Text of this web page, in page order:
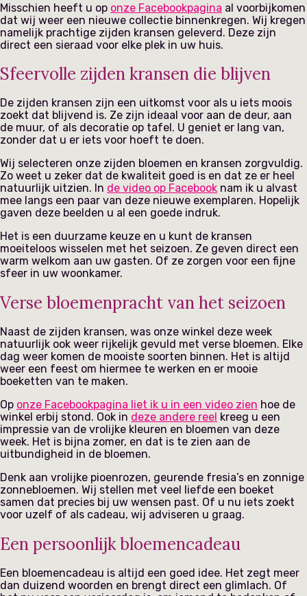
Misschien heeft u op onze Facebookpagina al voorbijkomen
dat wij weer een nieuwe collectie binnenkregen. Wij kregen
namelijk prachtige zijden kransen geleverd. Deze zijn
direct een sieraad voor elke plek in uw huis.
Sfeervolle zijden kransen die blijven
De zijden kransen zijn een uitkomst voor als u iets moois
zoekt dat blijvend is. Ze zijn ideaal voor aan de deur, aan
de muur, of als decoratie op tafel. U geniet er lang van,
zonder dat u er iets voor hoeft te doen.
Wij selecteren onze zijden bloemen en kransen zorgvuldig.
Zo weet u zeker dat de kwaliteit goed is en dat ze er heel
natuurlijk uitzien. In de video op Facebook nam ik u alvast
mee langs een paar van deze nieuwe exemplaren. Hopelijk
gaven deze beelden u al een goede indruk.
Het is een duurzame keuze en u kunt de kransen
moeiteloos wisselen met het seizoen. Ze geven direct een
warm welkom aan uw gasten. Of ze zorgen voor een fijne
sfeer in uw woonkamer.
Verse bloemenpracht van het seizoen
Naast de zijden kransen, was onze winkel deze week
natuurlijk ook weer rijkelijk gevuld met verse bloemen. Elke
dag weer komen de mooiste soorten binnen. Het is altijd
weer een feest om hiermee te werken en er mooie
boeketten van te maken.
Op onze Facebookpagina liet ik u in een video zien hoe de
winkel erbij stond. Ook in deze andere reel kreeg u een
impressie van de vrolijke kleuren en bloemen van deze
week. Het is bijna zomer, en dat is te zien aan de
uitbundigheid in de bloemen.
Denk aan vrolijke pioenrozen, geurende fresia’s en zonnige
zonnebloemen. Wij stellen met veel liefde een boeket
samen dat precies bij uw wensen past. Of u nu iets zoekt
voor uzelf of als cadeau, wij adviseren u graag.
Een persoonlijk bloemencadeau
Een bloemencadeau is altijd een goed idee. Het zegt meer
dan duizend woorden en brengt direct een glimlach. Of